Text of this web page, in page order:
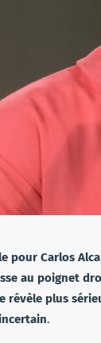
pour Carlos
au poignet
révèle plus
.